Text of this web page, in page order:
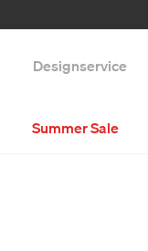
Designservice
Summer Sale